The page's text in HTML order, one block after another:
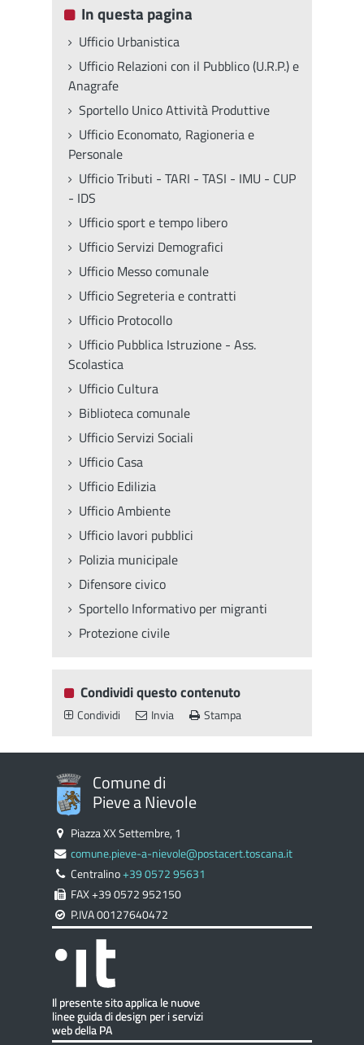
In questa pagina
Ufficio Urbanistica
Ufficio Relazioni con il Pubblico (U.R.P.) e
Anagrafe
Sportello Unico Attività Produttive
Ufficio Economato, Ragioneria e
Personale
Ufficio Tributi - TARI - TASI - IMU - CUP
- IDS
Ufficio sport e tempo libero
Ufficio Servizi Demografici
Ufficio Messo comunale
Ufficio Segreteria e contratti
Ufficio Protocollo
Ufficio Pubblica Istruzione - Ass.
Scolastica
Ufficio Cultura
Biblioteca comunale
Ufficio Servizi Sociali
Ufficio Casa
Ufficio Edilizia
Ufficio Ambiente
Ufficio lavori pubblici
Polizia municipale
Difensore civico
Sportello Informativo per migranti
Protezione civile
Condividi questo contenuto
Condividi Invia Stampa
Comune di
Pieve a Nievole
Piazza XX Settembre, 1
comune.pieve-a-nievole@postacert.toscana.it
Centralino+39 0572 95631
FAX +39 0572 952150
P.IVA 00127640472